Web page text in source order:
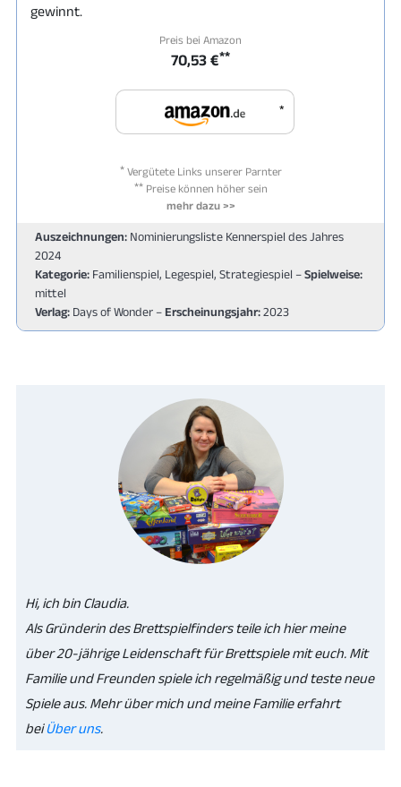
gewinnt.
Preis bei Amazon
70,53 €**
*
*Vergütete Links unserer Parnter
**Preise können höher sein
mehr dazu >>
Auszeichnungen: Nominierungsliste Kennerspiel des Jahres
2024
Kategorie: Familienspiel, Legespiel, Strategiespiel –Spielweise:
mittel
Verlag: Days of Wonder – Erscheinungsjahr:2023
Hi, ich bin Claudia.
Als Gründerin des Brettspielfinders teile ich hier meine
über 20-jährige Leidenschaft für Brettspiele mit euch. Mit
Familie und Freunden spiele ich regelmäßig und teste neue
Spiele aus. Mehr über mich und meine Familie erfahrt
beiÜber uns.